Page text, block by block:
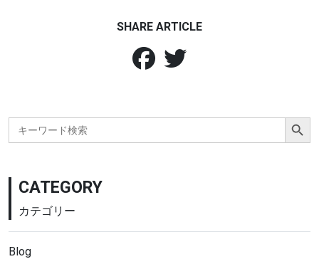
SHARE ARTICLE
Search
for:
Search Button
CATEGORY
カテゴリー
Blog